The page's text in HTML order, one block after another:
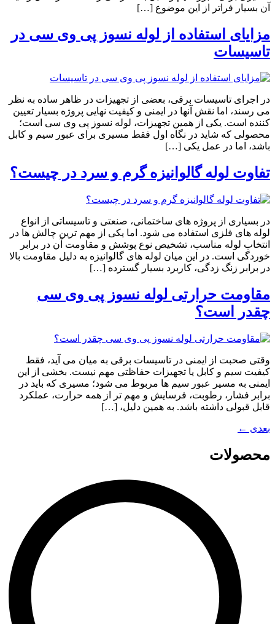
آن بسیار فراتر از این موضوع […]
مزایای استفاده از لوله نسوز پی وی سی در
تاسیسات
در اجرای تاسیسات برقی، بعضی از تجهیزات در ظاهر ساده به نظر
می رسند، اما نقش آنها در ایمنی و کیفیت نهایی پروژه بسیار تعیین
کننده است. یکی از همین تجهیزات، لوله نسوز پی وی سی است؛
محصولی که شاید در نگاه اول فقط مسیری برای عبور سیم و کابل
باشد، اما در عمل یکی […]
تفاوت لوله گالوانیزه گرم و سرد در چیست؟
در بسیاری از پروژه های ساختمانی، صنعتی و تاسیساتی از انواع
لوله های فلزی استفاده می شود. اما یکی از مهم ترین چالش ها در
انتخاب لوله مناسب، تشخیص نوع پوشش و مقاومت آن در برابر
خوردگی است. در این میان لوله های گالوانیزه به دلیل مقاومت بالا
در برابر زنگ زدگی، کاربرد بسیار گسترده […]
مقاومت حرارتی لوله نسوز پی وی سی
چقدر است؟
وقتی صحبت از ایمنی در تاسیسات برقی به میان می آید، فقط
کیفیت سیم و کابل یا تجهیزات حفاظتی مهم نیست. بخشی از این
ایمنی به مسیر عبور سیم ها مربوط می شود؛ مسیری که باید در
برابر فشار، رطوبت، فرسایش و مهم تر از همه حرارت، عملکرد
قابل قبولی داشته باشد. به همین دلیل، […]
بعدی ←
محصولات